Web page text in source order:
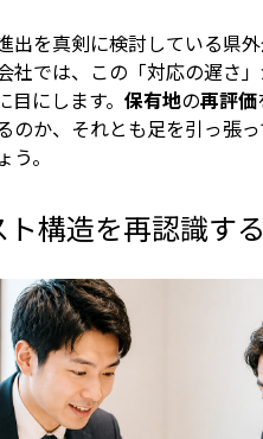
出を真剣に検討している県
社では、この「対応の遅さ
にします。 保有地の再評価
のか、それとも足を引っ張
。
構造を再認識する